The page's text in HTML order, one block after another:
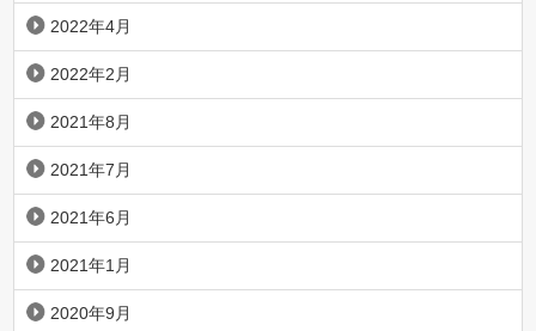
2022年4月
2022年2月
2021年8月
2021年7月
2021年6月
2021年1月
2020年9月